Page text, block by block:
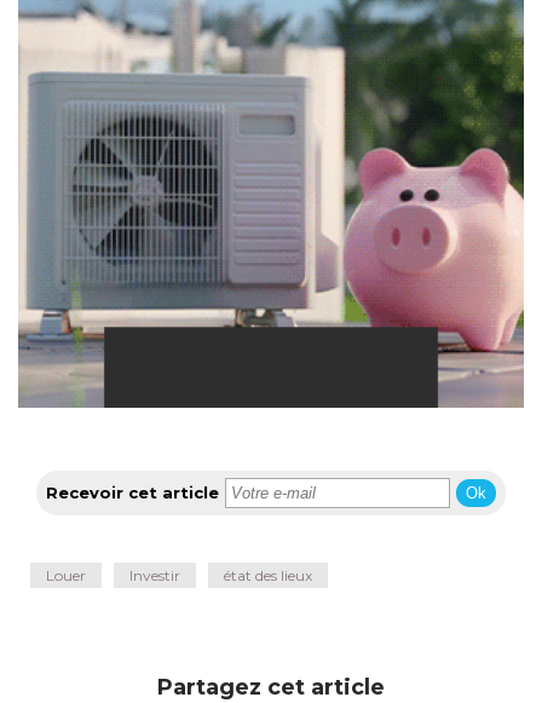
Recevoir cet article Ok
Louer Investir état des lieux
Partagez cet article